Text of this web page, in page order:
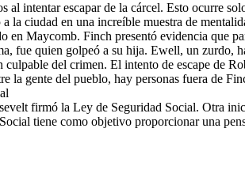
intentar escapar de la cárcel. Esto ocurre
ciudad en una increíble muestra de
en Maycomb. Finch presentó evidencia que
fue quien golpeó a su hija. Ewell, un zurdo,
del crimen. El intento de escape de
la gente del pueblo, hay personas fuera de
firmó la Ley de Seguridad Social. Otra
tiene como objetivo proporcionar una